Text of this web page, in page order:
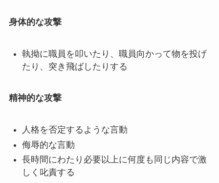
身体的な攻撃
執拗に職員を叩いたり、職員向かって物を投げ
たり、突き飛ばしたりする
精神的な攻撃
人格を否定するような言動
侮辱的な言動
長時間にわたり必要以上に何度も同じ内容で激
しく叱責する